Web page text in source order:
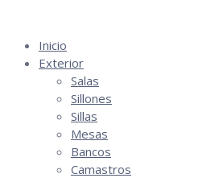
contenido
Inicio
Exterior
Salas
Sillones
Sillas
Mesas
Bancos
Camastros